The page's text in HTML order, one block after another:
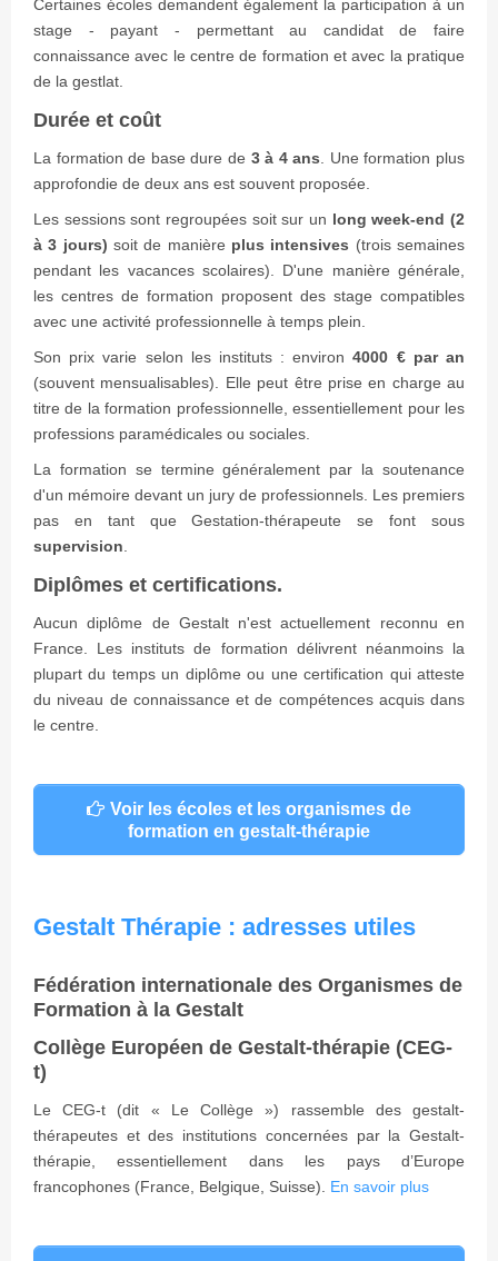
Certaines écoles demandent également la participation à un
stage - payant - permettant au candidat de faire
connaissance avec le centre de formation et avec la pratique
de la gestlat.
Durée et coût
La formation de base dure de 3 à 4 ans . Une formation plus
approfondie de deux ans est souvent proposée.
Les sessions sont regroupées soit sur un long week-end (2
à 3 jours) soit de manière plus intensives (trois semaines
pendant les vacances scolaires). D'une manière générale,
les centres de formation proposent des stage compatibles
avec une activité professionnelle à temps plein.
Son prix varie selon les instituts : environ4000 € par an
(souvent mensualisables). Elle peut être prise en charge au
titre de la formation professionnelle, essentiellement pour les
professions paramédicales ou sociales.
La formation se termine généralement par la soutenance
d'un mémoire devant un jury de professionnels. Les premiers
pas en tant que Gestation-thérapeute se font sous
supervision
Diplômes et certifications.
Aucun diplôme de Gestalt n'est actuellement reconnu en
France. Les instituts de formation délivrent néanmoins la
plupart du temps un diplôme ou une certification qui atteste
du niveau de connaissance et de compétences acquis dans
le centre.
Voir les écoles et les organismes de
formation en gestalt-thérapie
Gestalt Thérapie : adresses utiles
Fédération internationale des Organismes de
Formation à la Gestalt
Collège Européen de Gestalt-thérapie (CEG-
t)
Le CEG-t (dit « Le Collège ») rassemble des gestalt-
thérapeutes et des institutions concernées par la Gestalt-
thérapie, essentiellement dans les pays d’Europe
francophones (France, Belgique, Suisse). En savoir plus